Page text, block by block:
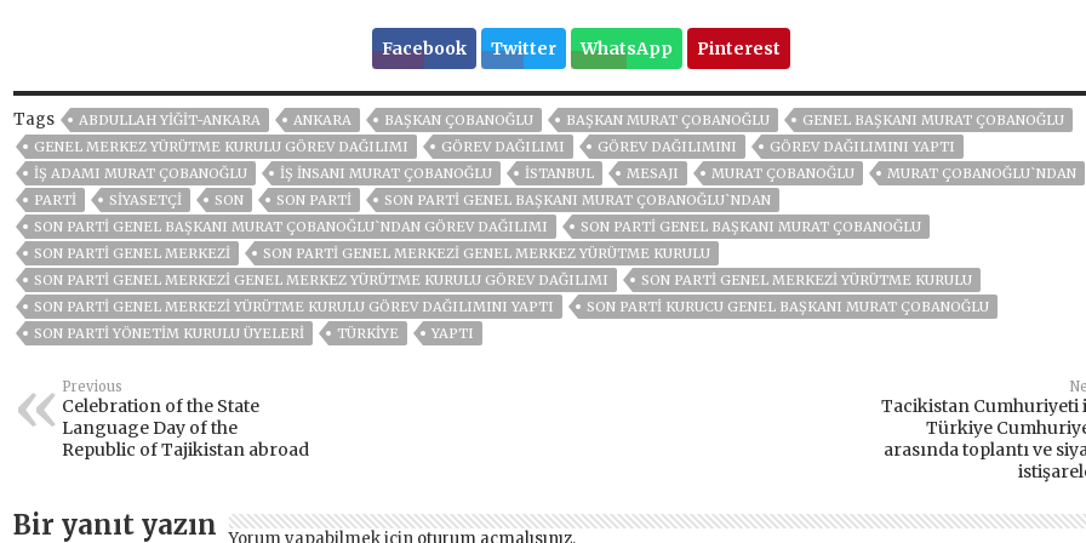
Facebook Twitter WhatsApp Pinterest
Tags ABDULLAH YİĞİT-ANKARA ANKARA BAŞKAN ÇOBANOĞLU BAŞKAN MURAT ÇOBANOĞLU
GENEL BAŞKANI MURAT ÇOBANOĞLU
GENEL MERKEZ YÜRÜTME KURULU GÖREV DAĞILIMI
GÖREV DAĞILIMI GÖREV DAĞILIMINI
GÖREV DAĞILIMINI YAPTI
IŞ ADAMI MURAT ÇOBANOĞLU
IŞ INSANI MURAT ÇOBANOĞLU ISTANBUL MESAJI MURAT ÇOBANOĞLU
MURAT ÇOBANOĞLU`NDAN
PARTI
SIYASETÇI SON SON PARTI
SON PARTİ GENEL BAŞKANI MURAT ÇOBANOĞLU`NDAN
SON PARTİ GENEL BAŞKANI MURAT ÇOBANOĞLU`NDAN GÖREV DAĞILIMI
SON PARTI GENEL BAŞKANI MURAT ÇOBANOĞLU
SON PARTI GENEL MERKEZI
SON PARTİ GENEL MERKEZI GENEL MERKEZ YÜRÜTME KURULU
SON PARTİ GENEL MERKEZI GENEL MERKEZ YÜRÜTME KURULU GÖREV DAĞILIMI
SON PARTI GENEL MERKEZI YÜRÜTME KURULU
SON PARTI GENEL MERKEZI YÜRÜTME KURULU GÖREV DAĞILIMINI YAPTI
SON PARTİ KURUCU GENEL BAŞKANI MURAT ÇOBANOĞLU
SON PARTI YÖNETIM KURULU ÜYELERI
TÜRKİYE YAPTI
Previous
Celebration of the State
Language Day of the
Republic of Tajikistan abroad
Tacikistan Cumhuriyeti
Türkiye
arasında toplantı ve
Bir yanıt yazın